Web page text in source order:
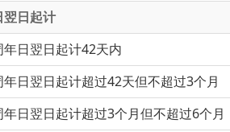
翌日起计
日翌日起计42天内
日翌日起计超过42天但不超过3个月
日翌日起计超过3个月但不超过6个月